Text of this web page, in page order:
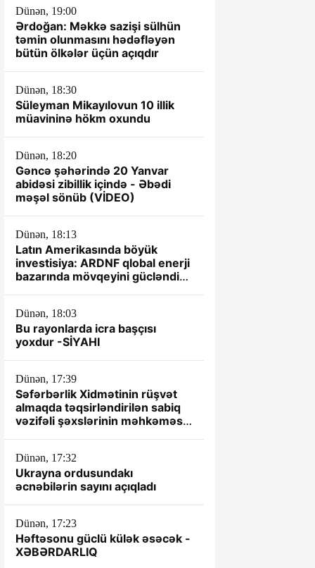
Dünən, 19:00
Ərdoğan: Məkkə sazişi sülhün
təmin olunmasını hədəfləyən
bütün ölkələr üçün açıqdır
Dünən, 18:30
Süleyman Mikayılovun 10 illik
müavininə hökm oxundu
Dünən, 18:20
Gəncə şəhərində 20 Yanvar
abidəsi zibillik içində - Əbədi
məşəl sönüb (VİDEO)
Dünən, 18:13
Latın Amerikasında böyük
investisiya: ARDNF qlobal enerji
bazarında mövqeyini gücləndirir
Dünən, 18:03
Bu rayonlarda icra başçısı
yoxdur -SİYAHI
Dünən, 17:39
Səfərbərlik Xidmətinin rüşvət
almaqda təqsirləndirilən sabiq
vəzifəli şəxslərinin məhkəməsi
Dünən, 17:32
Ukrayna ordusundakı
əcnəbilərin sayını açıqladı
Dünən, 17:23
Həftəsonu güclü külək əsəcək -
XƏBƏRDARLIQ